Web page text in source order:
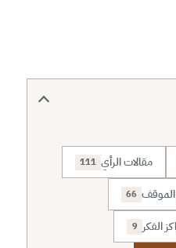
مقالات الرأي 111
الموقف 66
الفكر 9